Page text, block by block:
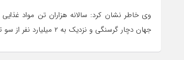
جهان دچار گرسنگی و نزدیک به ۲ میلیارد نفر از سو تغذیه رنج می‌برند.